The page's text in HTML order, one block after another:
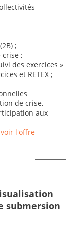
;
crise ;
des exercices »
et RETEX ;
de crise,
aux
l'offre
submersion